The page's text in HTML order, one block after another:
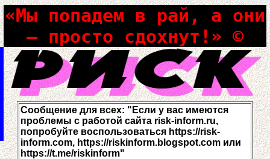
«Мы попадем в рай, а они
– просто сдохнут!» ©
Сообщение для всех: "Если у вас имеются
проблемы с работой сайта risk-inform.ru,
попробуйте воспользоваться https://risk-
inform.com, https://riskinform.blogspot.com или
https://t.me/riskinform"